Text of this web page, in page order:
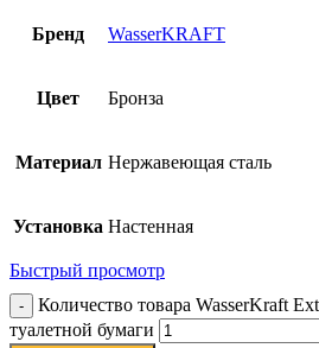
Бренд WasserKRAFT
Цвет Бронза
Материал Нержавеющая сталь
Установка Настенная
Быстрый просмотр
Количество товара WasserKraft
туалетной бумаги